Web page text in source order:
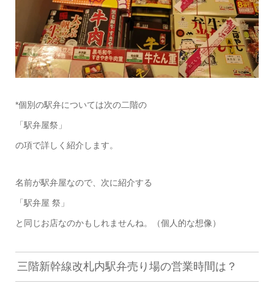
*個別の駅弁については次の二階の
「駅弁屋祭」
の項で詳しく紹介します。
名前が駅弁屋なので、次に紹介する
「駅弁屋 祭」
と同じお店なのかもしれませんね。（個人的な想像）
三階新幹線改札内駅弁売り場の営業時間は？